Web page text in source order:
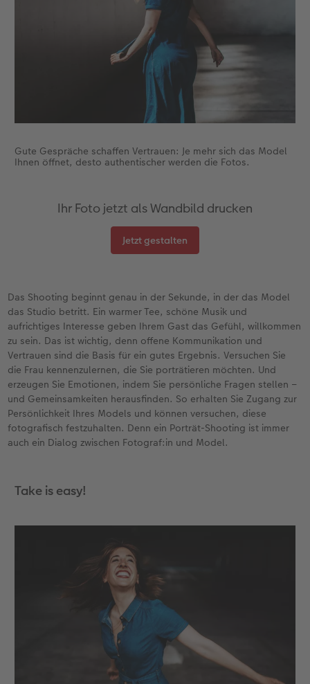
Gute Gespräche schaffen Vertrauen: Je mehr sich das Model
Ihnen öffnet, desto authentischer werden die Fotos.
Ihr Foto jetzt als Wandbild drucken
Jetzt gestalten
Das Shooting beginnt genau in der Sekunde, in der das Model
das Studio betritt. Ein warmer Tee, schöne Musik und
aufrichtiges Interesse geben Ihrem Gast das Gefühl, willkommen
zu sein. Das ist wichtig, denn offene Kommunikation und
Vertrauen sind die Basis für ein gutes Ergebnis. Versuchen Sie
die Frau kennenzulernen, die Sie porträtieren möchten. Und
erzeugen Sie Emotionen, indem Sie persönliche Fragen stellen –
und Gemeinsamkeiten herausfinden. So erhalten Sie Zugang zur
Persönlichkeit Ihres Models und können versuchen, diese
fotografisch festzuhalten. Denn ein Porträt-Shooting ist immer
auch ein Dialog zwischen Fotograf:in und Model.
Take is easy!